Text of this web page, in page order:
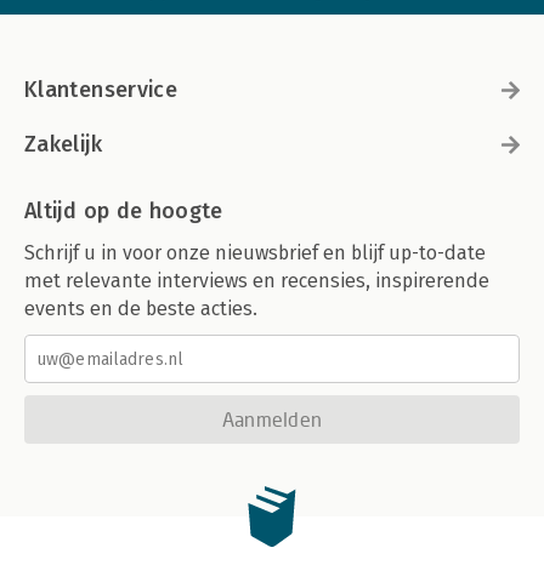
Klantenservice
Zakelijk
Altijd op de hoogte
Schrijf u in voor onze nieuwsbrief en blijf up-to-date
met relevante interviews en recensies, inspirerende
events en de beste acties.
Aanmelden